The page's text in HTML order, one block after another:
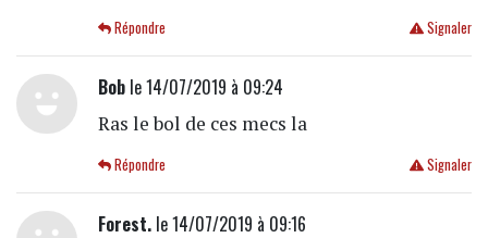
Signaler
Répondre
Boble 14/07/2019 à 09:24
Ras le bol de ces mecs la
Signaler
Répondre
Forest.le 14/07/2019 à 09:16